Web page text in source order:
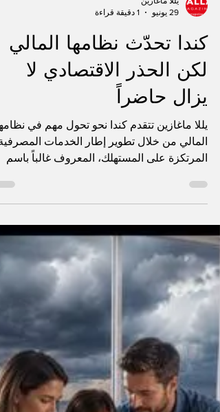
1 دقيقة قراءة
كندا تحدّث نظامها المالي
لكن الحذر الاقتصادي لا
يزال حاضراً
يللا ماغازين تتقدم كندا نحو تحول مهم في
المستهلكين قدرة أكبر على التحكم بالمشاركة
الآمنة لبياناتهم المالية مع جهات معتمدة. تقدم
الحكومة الفدرالية هذا التغيير كخطوة مهمة
المنافسة والابتكار المالي والوصول إلى خدمات
جديدة. عملياً، قد يؤثر ذلك على طريقة استخدام
الكنديين لبياناتهم المصرفية للحصول على
وإدارة الاستثمارات، ومقارنة المنتجا